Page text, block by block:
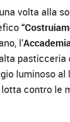
volta alla
l’
luminoso
contro le